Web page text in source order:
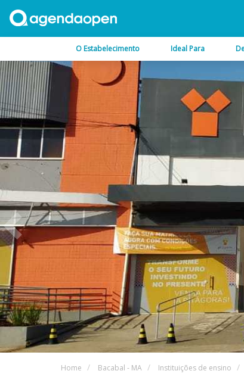
O Estabelecimento Ideal Para
Home Bacabal - MA Instituições de ensino